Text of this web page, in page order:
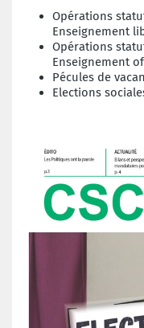
Opérations
Enseignement
Opérations
Enseignement
Pécules de
Elections